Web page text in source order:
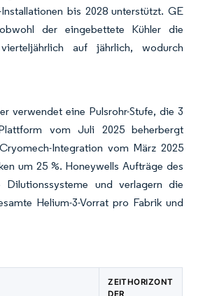
bis 2028 unterstützt. GE
der eingebettete Kühler die
auf jährlich, wodurch
verwendet eine Pulsrohr-Stufe, die 3
vom Juli 2025 beherbergt
Integration vom März 2025
um 25 %. Honeywells Aufträge des
und verlagern die
Helium-3-Vorrat pro Fabrik und
ZEITHORIZONT
DER